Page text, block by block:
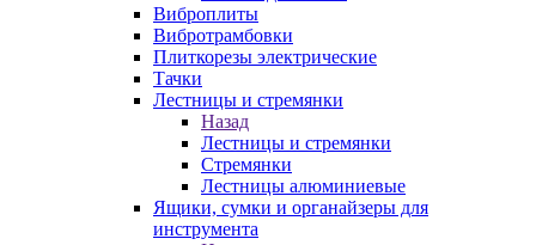
Виброплиты
Вибротрамбовки
Плиткорезы электрические
Тачки
Лестницы и стремянки
Назад
Лестницы и стремянки
Стремянки
Лестницы алюминиевые
Ящики, сумки и органайзеры для
инструмента